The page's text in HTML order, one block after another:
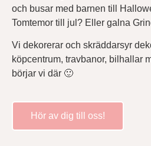
och busar med barnen till
Tomtemor till jul? Eller galna
Vi dekorerar och skräddarsyr
köpcentrum, travbanor, bilhallar
börjar vi där 🙂
Hör av dig till oss!